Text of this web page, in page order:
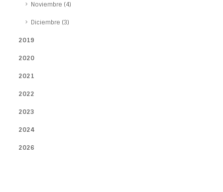
Noviembre (4)
Diciembre (3)
2019
2020
2021
2022
2023
2024
2026